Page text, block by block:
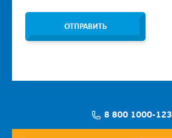
ОТПРАВИТЬ
8 800 1000-123